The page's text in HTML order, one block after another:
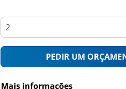
PEDIR UM
Mais informações